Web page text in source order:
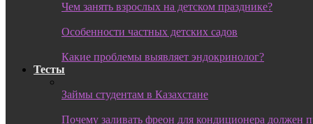
Чем занять взрослых на детском празднике?
Особенности частных детских садов
Какие проблемы выявляет эндокринолог?
Тесты
Займы студентам в Казахстане
Почему заливать фреон для кондиционера должен